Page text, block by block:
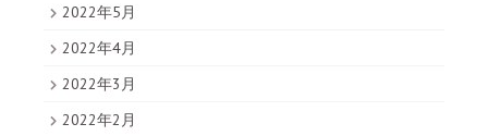
2022年5月
2022年4月
2022年3月
2022年2月